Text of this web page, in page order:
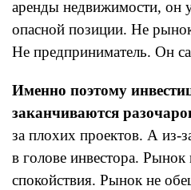
аренды недвижимости, он
опасной позиции. Не
Не предприниматель. Он
Именно поэтому
заканчиваются
за плохих проектов. А из-
в голове инвестора.
спокойствия. Рынок не